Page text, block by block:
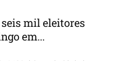
seis mil eleitores
em...